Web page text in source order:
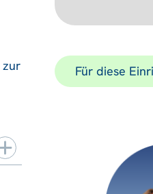
zur
Für diese